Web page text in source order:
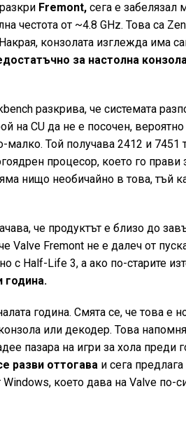
Fremont, сега е забелязал
честота от ~4.8 GHz. Това са
конзолата изглежда има
за настолна
разкрива, че системата
на CU да не е посочен,
малко. Той получава 2412 и 7451
процесор, което го прави
нищо необичайно в това, тъй
че продуктът е близо до
Valve Fremont не е далеч от
с Half-Life 3, а ако по-старите
година.
година. Смята се, че това е
или декодер. Това
пазара на игри за хола преди
разви оттогава и сега
което дава на Valve по-